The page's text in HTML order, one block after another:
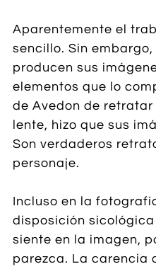
Aparentemente el
sencillo. Sin
producen sus
elementos que lo
de Avedon de
lente, hizo que sus
Son verdaderos
personaje.
Incluso en la
disposición
siente en la imagen,
parezca. La carencia